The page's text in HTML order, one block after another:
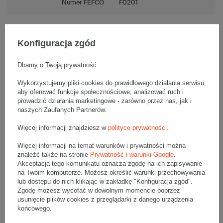
Numer FEFCO F0201
Komplet szarych kartonów klapowych - 20 szt.
Wymiary zewnętrzne: 400x350x150mm (długość x szerokość x
wysokość)
Opakowanie wykonane jest z tektury falistej 3-warstwowej, fala B
• zewnętrzne:400x350x150 mm
394x344x138 mm
• pojemność:18 l
Materiał:
• tektura falista:3-warstwowa
• fala:B
Konfiguracja zgód
Dbamy o Twoją prywatność
Wykorzystujemy pliki cookies do prawidłowego działania serwisu,
aby oferować funkcje społecznościowe, analizować ruch i
prowadzić działania marketingowe - zarówno przez nas, jak i
naszych Zaufanych Partnerów.
Więcej informacji znajdziesz w polityce prywatności.
Więcej informacji na temat warunków i prywatności można
znaleźć także na stronie Prywatność i warunki Google.
Akceptacja tego komunikatu oznacza zgodę na ich zapisywanie
na Twoim komputerze. Możesz określić warunki przechowywania
lub dostępu do nich klikając w zakładkę "Konfiguracja zgód".
Zgodę możesz wycofać w dowolnym momencie poprzez
usunięcie plików cookies z przeglądarki z danego urządzenia
końcowego.